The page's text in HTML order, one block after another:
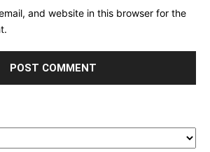
and website in this browser for the